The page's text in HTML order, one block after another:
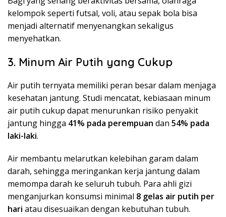
kelompok seperti futsal, voli, atau sepak bola bisa
menjadi alternatif menyenangkan sekaligus
menyehatkan.
3. Minum Air Putih yang Cukup
Air putih ternyata memiliki peran besar dalam menjaga
kesehatan jantung. Studi mencatat, kebiasaan minum
air putih cukup dapat menurunkan risiko penyakit
jantung hingga 41% pada perempuan dan 54% pada
laki-laki.
Air membantu melarutkan kelebihan garam dalam
darah, sehingga meringankan kerja jantung dalam
memompa darah ke seluruh tubuh. Para ahli gizi
menganjurkan konsumsi minimal 8 gelas air putih per
hari atau disesuaikan dengan kebutuhan tubuh.